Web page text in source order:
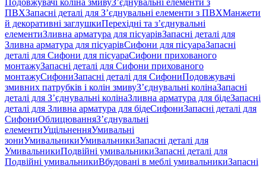
Подовжувачі коліна змивуЗ’єднувальні елементи з
ПВХЗапасні деталі для З’єднувальні елементи з ПВХМанжети
й декоративні заглушкиПерехідні та з’єднувальні
елементиЗливна арматура для пісуарівЗапасні деталі для
Зливна арматура для пісуарівСифони для пісуараЗапасні
деталі для Сифони для пісуараСифони прихованого
монтажуЗапасні деталі для Сифони прихованого
монтажуСифониЗапасні деталі для СифониПодовжувачі
змивних патрубків і колін змивуЗ’єднувальні колінаЗапасні
деталі для З’єднувальні колінаЗливна арматура для бідеЗапасні
деталі для Зливна арматура для бідеСифониЗапасні деталі для
СифониОблицюванняЗ’єднувальні
елементиУщільненняУмивальні
зониУмивальникиУмивальникиЗапасні деталі для
УмивальникиПодвійні умивальникиЗапасні деталі для
Подвійні умивальникиВбудовані в меблі умивальникиЗапасні